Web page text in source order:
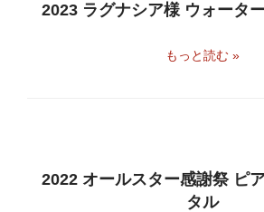
2023 ラグナシア様 ウォータ
もっと読む »
2022 オールスター感謝祭 ピ
タル